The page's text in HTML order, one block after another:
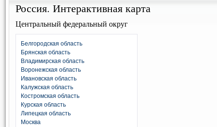
Россия. Интерактивная карта
Центральный федеральный округ
Белгородская область
Брянская область
Владимирская область
Воронежская область
Ивановская область
Калужская область
Костромская область
Курская область
Липецкая область
Москва